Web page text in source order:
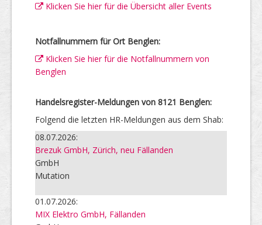
Klicken Sie hier für die Übersicht aller Events
Notfallnummern für Ort Benglen:
Klicken Sie hier für die Notfallnummern von
Benglen
Handelsregister-Meldungen von 8121 Benglen:
Folgend die letzten HR-Meldungen aus dem Shab:
08.07.2026:
Brezuk GmbH, Zürich, neu Fällanden
GmbH
Mutation
01.07.2026:
MIX Elektro GmbH, Fällanden